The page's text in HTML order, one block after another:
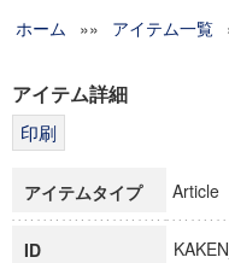
グローバルリサー
科学研究費補助金研
博士課程教育リー
ホーム »» アイテム一覧
アイテム詳細
アイテムタイプ Article
ID